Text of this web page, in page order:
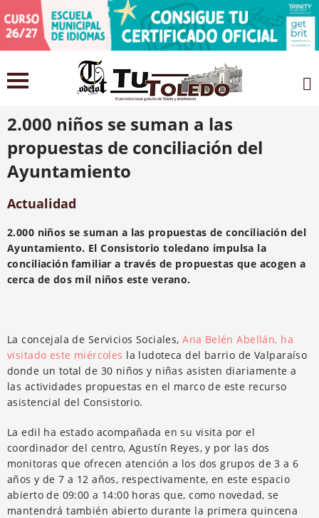
28 julio 2021
2.000 niños se suman a las
propuestas de conciliación del
Ayuntamiento
Actualidad
2.000 niños se suman a las propuestas de conciliación del
Ayuntamiento. El Consistorio toledano impulsa la
conciliación familiar a través de propuestas que acogen a
cerca de dos mil niños este verano.
La concejala de Servicios Sociales,Ana Belén Abellán, ha
visitado este miércoles la ludoteca del barrio de Valparaíso
donde un total de 30 niños y niñas asisten diariamente a
las actividades propuestas en el marco de este recurso
asistencial del Consistorio.
La edil ha estado acompañada en su visita por el
coordinador del centro, Agustín Reyes, y por las dos
monitoras que ofrecen atención a los dos grupos de 3 a 6
años y de 7 a 12 años, respectivamente, en este espacio
abierto de 09:00 a 14:00 horas que, como novedad, se
mantendrá también abierto durante la primera quincena